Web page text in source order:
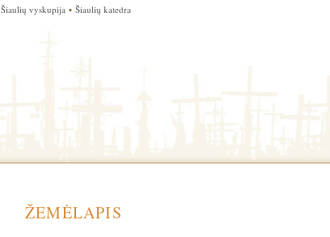
Šiaulių vyskupija ▪ Šiaulių katedra
ŽEMĖLAPIS